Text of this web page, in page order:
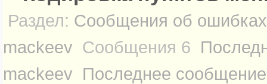
Раздел: Сообщения об ошибках
mackeev Сообщения 6
mackeev Последнее сообщение